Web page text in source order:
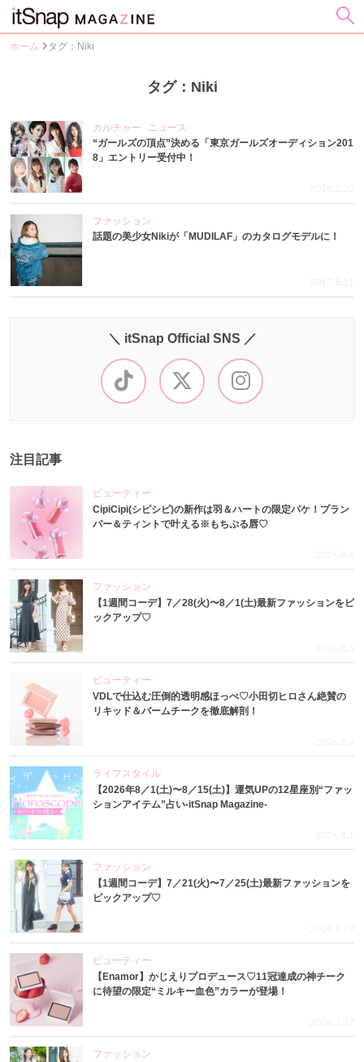
ホーム タグ：Niki
タグ：Niki
カルチャー
ニュース
“ガールズの頂点”決める「東京ガールズオーディション201
8」エントリー受付中！
2018.2.22
ファッション
話題の美少女Nikiが「MUDILAF」のカタログモデルに！
2017.8.11
＼ itSnap Official SNS ／
注目記事
ビューティー
CipiCipi(シピシピ)の新作は羽＆ハートの限定パケ！プラン
パー＆ティントで叶える※もちぷる唇♡
2026.8.6
ファッション
【1週間コーデ】7／28(火)〜8／1(土)最新ファッションをピ
ックアップ♡
2026.8.5
ビューティー
VDLで仕込む圧倒的透明感ほっぺ♡小田切ヒロさん絶賛の
リキッド＆バームチークを徹底解剖！
2026.8.4
ライフスタイル
【2026年8／1(土)〜8／15(土)】運気UPの12星座別“ファッ
ションアイテム”占い-itSnap Magazine-
2026.8.1
ファッション
【1週間コーデ】7／21(火)〜7／25(土)最新ファッションを
ピックアップ♡
2026.7.29
ビューティー
【Enamor】かじえりプロデュース♡11冠達成の神チーク
に待望の限定“ミルキー血色”カラーが登場！
2026.7.27
ファッション